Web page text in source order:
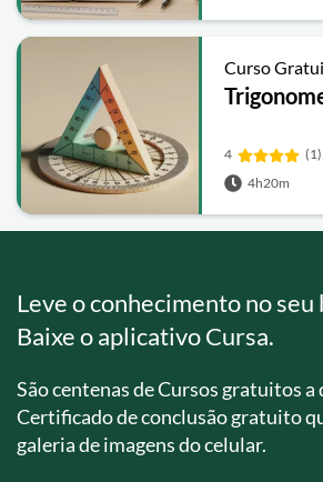
Curso
4
(1)
4h20m
Leve o conhecimento no seu
Baixe o aplicativo Cursa.
São centenas de Cursos gratuitos a
Certificado de conclusão gratuito
galeria de imagens do celular.